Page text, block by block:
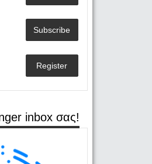
Subscribe
Register
inbox σας!